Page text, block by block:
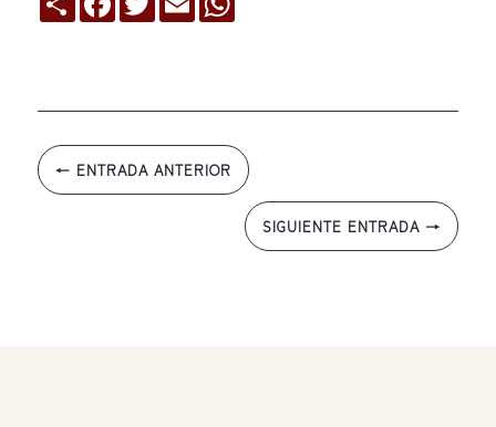
← ENTRADA ANTERIOR
SIGUIENTE ENTRADA →